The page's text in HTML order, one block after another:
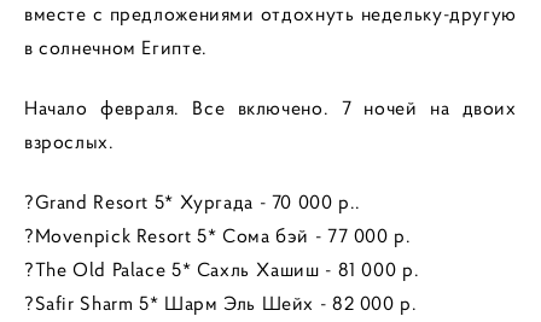
вместе с предложениями отдохнуть недельку-другую
в солнечном Египте.
Начало февраля. Все включено. 7 ночей на двоих
взрослых.
?Grand Resort 5* Хургада - 70 000 р..
?Movenpick Resort 5* Сома бэй - 77 000 р.
?The Old Palace 5* Сахль Хашиш - 81 000 р.
?Safir Sharm 5* Шарм Эль Шейх - 82 000 р.